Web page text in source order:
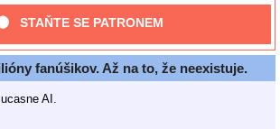
STAŇTE SE PATRONEM
fanúšikov. Až na to, že neexistuje.
AI.